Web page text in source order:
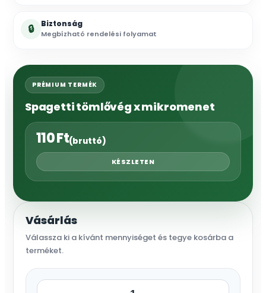
🔒 Biztonság
Megbízható rendelési folyamat
PRÉMIUM TERMÉK
Spagetti tömlővég x mikromenet
110Ft(bruttó)
KÉSZLETEN
Vásárlás
Válassza ki a kívánt mennyiséget és tegye kosárba a
terméket.